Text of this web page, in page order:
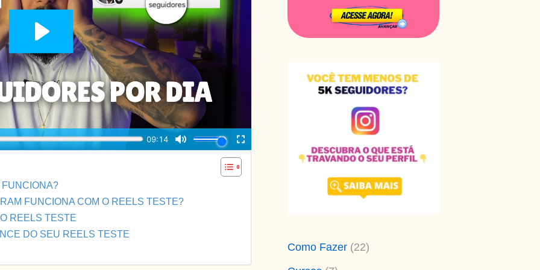
FUNCIONA COM O REELS TESTE?
REELS TESTE
DO SEU REELS TESTE
Como Fazer (22)